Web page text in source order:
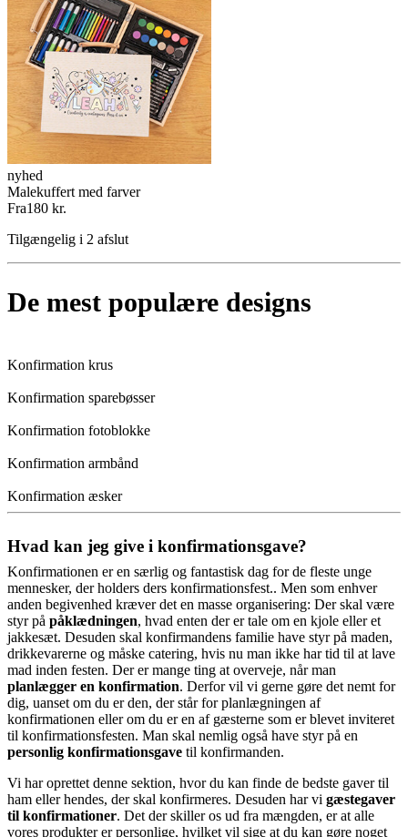
nyhed
Malekuffert med farver
Fra180 kr.
Tilgængelig i 2 afslut
De mest populære designs
Konfirmation krus
Konfirmation sparebøsser
Konfirmation fotoblokke
Konfirmation armbånd
Konfirmation æsker
Hvad kan jeg give i konfirmationsgave?
Konfirmationen er en særlig og fantastisk dag for de fleste unge
mennesker, der holders ders konfirmationsfest.. Men som enhver
anden begivenhed kræver det en masse organisering: Der skal være
styr på påklædningen, hvad enten der er tale om en kjole eller et
jakkesæt. Desuden skal konfirmandens familie have styr på maden,
drikkevarerne og måske catering, hvis nu man ikke har tid til at lave
mad inden festen. Der er mange ting at overveje, når man
planlægger en konfirmation. Derfor vil vi gerne gøre det nemt for
dig, uanset om du er den, der står for planlægningen af
konfirmationen eller om du er en af gæsterne som er blevet inviteret
til konfirmationsfesten. Man skal nemlig også have styr på en
personlig konfirmationsgave til konfirmanden.
Vi har oprettet denne sektion, hvor du kan finde de bedste gaver til
ham eller hendes, der skal konfirmeres. Desuden har vi gæstegaver
til konfirmationer. Det der skiller os ud fra mængden, er at alle
vores produkter er personlige, hvilket vil sige at du kan gøre noget